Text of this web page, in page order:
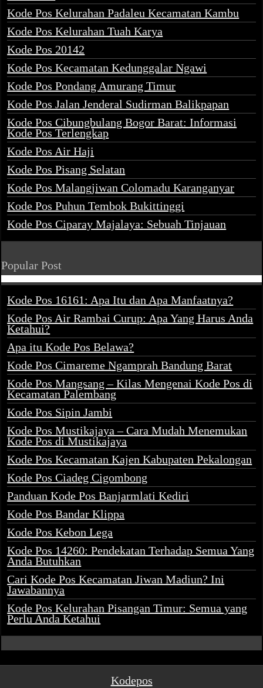
Kode Pos Kelurahan Padaleu Kecamatan Kambu
Kode Pos Kelurahan Tuah Karya
Kode Pos 20142
Kode Pos Kecamatan Kedunggalar Ngawi
Kode Pos Pondang Amurang Timur
Kode Pos Jalan Jenderal Sudirman Balikpapan
Kode Pos Cibungbulang Bogor Barat: Informasi
Kode Pos Terlengkap
Kode Pos Air Haji
Kode Pos Pisang Selatan
Kode Pos Malangjiwan Colomadu Karanganyar
Kode Pos Puhun Tembok Bukittinggi
Kode Pos Ciparay Majalaya: Sebuah Tinjauan
Popular Post
Kode Pos 16161: Apa Itu dan Apa Manfaatnya?
Kode Pos Air Rambai Curup: Apa Yang Harus Anda
Ketahui?
Apa itu Kode Pos Belawa?
Kode Pos Cimareme Ngamprah Bandung Barat
Kode Pos Mangsang – Kilas Mengenai Kode Pos di
Kecamatan Palembang
Kode Pos Sipin Jambi
Kode Pos Mustikajaya – Cara Mudah Menemukan
Kode Pos di Mustikajaya
Kode Pos Kecamatan Kajen Kabupaten Pekalongan
Kode Pos Ciadeg Cigombong
Panduan Kode Pos Banjarmlati Kediri
Kode Pos Bandar Klippa
Kode Pos Kebon Lega
Kode Pos 14260: Pendekatan Terhadap Semua Yang
Anda Butuhkan
Cari Kode Pos Kecamatan Jiwan Madiun? Ini
Jawabannya
Kode Pos Kelurahan Pisangan Timur: Semua yang
Perlu Anda Ketahui
Kodepos